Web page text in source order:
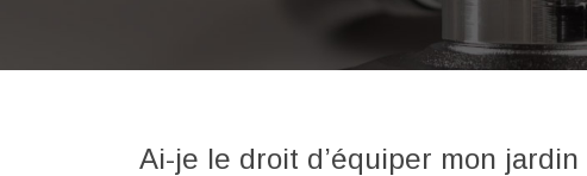
Ai-je le droit d’équiper mon jardin